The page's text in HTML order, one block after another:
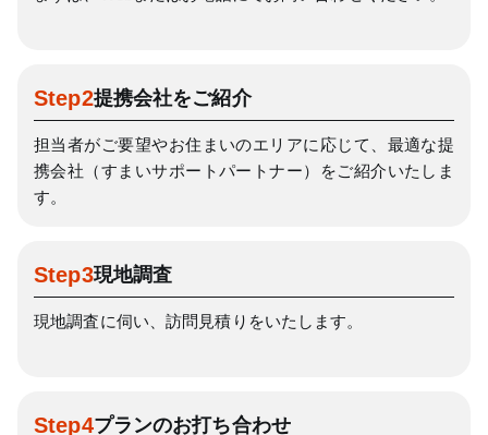
Step2提携会社をご紹介
担当者がご要望やお住まいのエリアに応じて、 最適な提
携会社（すまいサポートパートナー）をご紹介いたしま
す。
Step3現地調査
現地調査に伺い、訪問見積りをいたします。
Step4プランのお打ち合わせ